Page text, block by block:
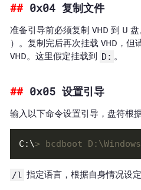
0x04 复制文件
准备引导前必须复制 VHD 到 U
）。复制完后再次挂载 VHD，但
VHD。这里假定挂载到
D: 。
0x05 设置引导
输入以下命令设置引导，盘符根
C:\> bcdboot
/l 指定语言，根据自身情况设定